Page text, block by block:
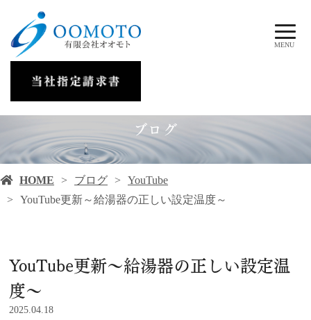
MENU
ブログ
HOME ブログ
YouTube
YouTube更新～給湯器の正しい設定温度～
YouTube更新～給湯器の正しい設定温
度～
2025.04.18